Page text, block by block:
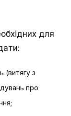
для
(витягу з
про